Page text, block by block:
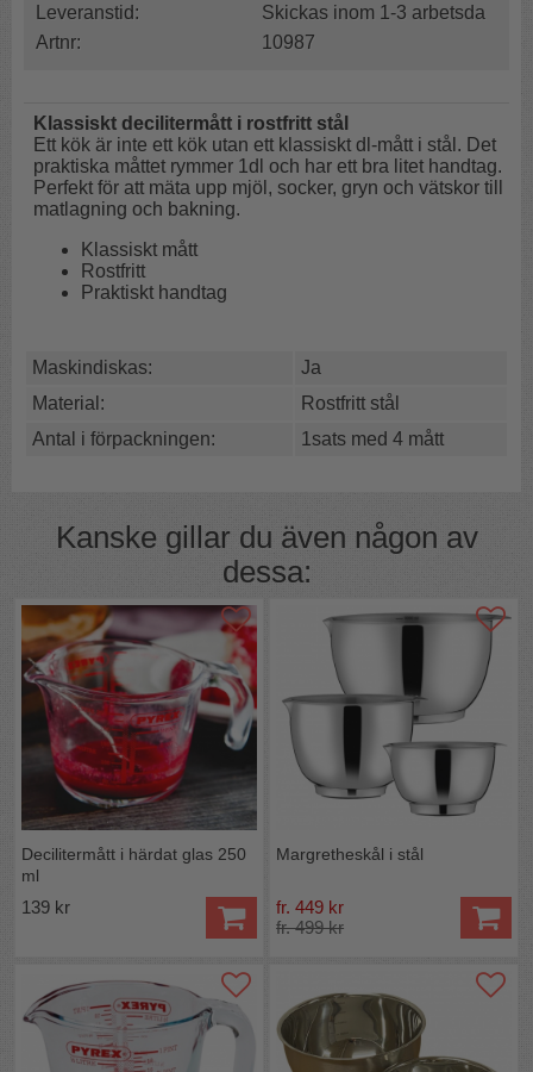
Leveranstid:
Skickas inom 1-3 arbetsda
Artnr:
10987
Klassiskt decilitermått i rostfritt stål
Ett kök är inte ett kök utan ett klassiskt dl-mått i stål. Det
praktiska måttet rymmer 1dl och har ett bra litet handtag.
Perfekt för att mäta upp mjöl, socker, gryn och vätskor till
matlagning och bakning.
Klassiskt mått
Rostfritt
Praktiskt handtag
Maskindiskas:
Ja
Material:
Rostfritt stål
Antal i förpackningen:
1sats med 4 mått
Kanske gillar du även någon av
dessa:
Decilitermått i härdat glas 250
ml
139 kr
Margretheskål i stål
fr. 449 kr
fr. 499 kr